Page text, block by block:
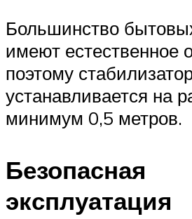
Большинство
имеют естественное
поэтому
устанавливается на
минимум 0,5 метров.
Безопасная
эксплуатация